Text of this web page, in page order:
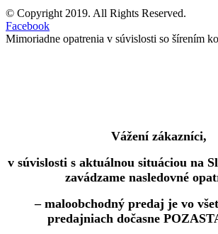
© Copyright 2019. All Rights Reserved.
Facebook
Mimoriadne opatrenia v súvislosti so šírením
Vážení zákazníci,
v súvislosti s aktuálnou situáciou na
zavádzame nasledovné
– maloobchodný predaj je vo
predajniach dočasne